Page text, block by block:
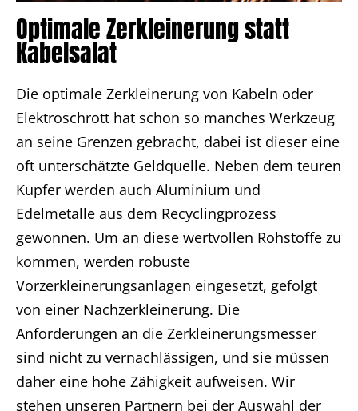
Optimale Zerkleinerung statt
Kabelsalat
Die optimale Zerkleinerung von Kabeln oder
Elektroschrott hat schon so manches Werkzeug
an seine Grenzen gebracht, dabei ist dieser eine
oft unterschätzte Geldquelle. Neben dem teuren
Kupfer werden auch Aluminium und
Edelmetalle aus dem Recyclingprozess
gewonnen. Um an diese wertvollen Rohstoffe zu
kommen, werden robuste
Vorzerkleinerungsanlagen eingesetzt, gefolgt
von einer Nachzerkleinerung. Die
Anforderungen an die Zerkleinerungsmesser
sind nicht zu vernachlässigen, und sie müssen
daher eine hohe Zähigkeit aufweisen. Wir
stehen unseren Partnern bei der Auswahl der